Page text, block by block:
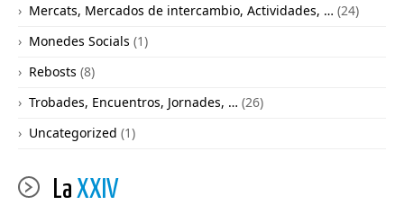
Mercats, Mercados de intercambio, Actividades, … (24)
Monedes Socials (1)
Rebosts (8)
Trobades, Encuentros, Jornades, … (26)
Uncategorized (1)
La XXIV